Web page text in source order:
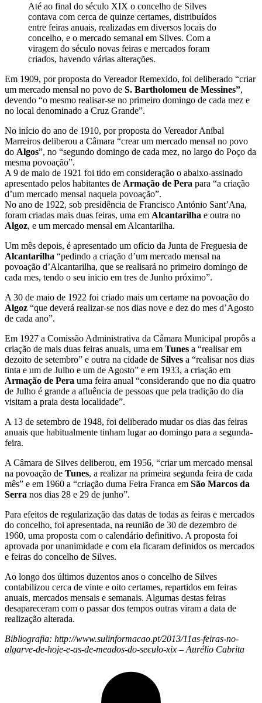
Até ao final do século XIX o concelho de Silves
contava com cerca de quinze certames, distribuídos
entre feiras anuais, realizadas em diversos locais do
concelho, e o mercado semanal em Silves. Com a
viragem do século novas feiras e mercados foram
criados, havendo várias alterações.
Em 1909, por proposta do Vereador Remexido, foi deliberado “criar
um mercado mensal no povo de S. Bartholomeu de Messines”,
devendo “o mesmo realisar-se no primeiro domingo de cada mez e
no local denominado a Cruz Grande”.
No início do ano de 1910, por proposta do Vereador Aníbal
Marreiros deliberou a Câmara “crear um mercado mensal no povo
do Algos”, no “segundo domingo de cada mez, no largo do Poço da
mesma povoação”.
A 9 de maio de 1921 foi tido em consideração o abaixo-assinado
apresentado pelos habitantes de Armação de Pera para “a criação
d’um mercado mensal naquela povoação”.
No ano de 1922, sob presidência de Francisco António Sant’Ana,
foram criadas mais duas feiras, uma em Alcantarilha e outra no
Algoz, e um mercado mensal em Alcantarilha.
Um mês depois, é apresentado um ofício da Junta de Freguesia de
Alcantarilha “pedindo a criação d’um mercado mensal na
povoação d’Alcantarilha, que se realisará no primeiro domingo de
cada mes, tendo o seu inicio em tres de Junho próximo”.
A 30 de maio de 1922 foi criado mais um certame na povoação do
Algoz “que deverá realizar-se nos dias nove e dez do mes d’Agosto
de cada ano”.
Em 1927 a Comissão Administrativa da Câmara Municipal propôs a
criação de mais duas feiras anuais, uma em Tunes a “realisar em
dezoito de setembro” e outra na cidade de Silves a “realisar nos dias
tinta e um de Julho e um de Agosto” e em 1933, a criação em
Armação de Pera uma feira anual “considerando que no dia quatro
de Julho é grande a afluência de pessoas que pela tradição do dia
visitam a praia desta localidade”.
A 13 de setembro de 1948, foi deliberado mudar os dias das feiras
anuais que habitualmente tinham lugar ao domingo para a segunda-
feira.
A Câmara de Silves deliberou, em 1956, “criar um mercado mensal
na povoação de Tunes, a realizar na primeira segunda feira de cada
mês” e em 1960 a “criação duma Feira Franca em São Marcos da
Serra nos dias 28 e 29 de junho”.
Para efeitos de regularização das datas de todas as feiras e mercados
do concelho, foi apresentada, na reunião de 30 de dezembro de
1960, uma proposta com o calendário definitivo. A proposta foi
aprovada por unanimidade e com ela ficaram definidos os mercados
e feiras do concelho de Silves.
Ao longo dos últimos duzentos anos o concelho de Silves
contabilizou cerca de vinte e oito certames, repartidos em feiras
anuais, mercados mensais e semanais. Algumas destas feiras
desapareceram com o passar dos tempos outras viram a data de
realização alterada.
Bibliografia: http://www.sulinformacao.pt/2013/11as-feiras-no-
algarve-de-hoje-e-as-de-meados-do-seculo-xix – Aurélio Cabrita